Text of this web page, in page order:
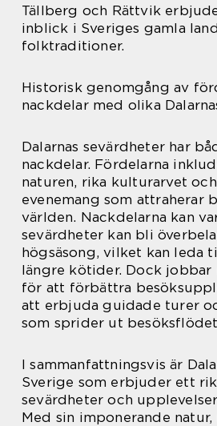
Tällberg och Rättvik
inblick i Sveriges gamla
folktraditioner.
Historisk genomgång av
nackdelar med olika
Dalarnas sevärdheter har
nackdelar. Fördelarna
naturen, rika kulturarvet
evenemang som attraherar
världen. Nackdelarna kan
sevärdheter kan bli
högsäsong, vilket kan leda
längre kötider. Dock
för att förbättra
att erbjuda guidade turer
som sprider ut
I sammanfattningsvis är
Sverige som erbjuder ett
sevärdheter och
Med sin imponerande